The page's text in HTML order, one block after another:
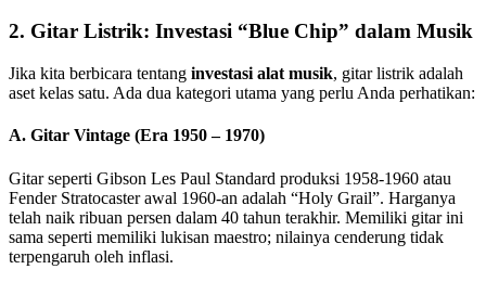
2. Gitar Listrik: Investasi “Blue Chip” dalam Musik
Jika kita berbicara tentang investasi alat musik, gitar listrik adalah
aset kelas satu. Ada dua kategori utama yang perlu Anda perhatikan:
A. Gitar Vintage (Era 1950 – 1970)
Gitar seperti Gibson Les Paul Standard produksi 1958-1960 atau
Fender Stratocaster awal 1960-an adalah “Holy Grail”. Harganya
telah naik ribuan persen dalam 40 tahun terakhir. Memiliki gitar ini
sama seperti memiliki lukisan maestro; nilainya cenderung tidak
terpengaruh oleh inflasi.